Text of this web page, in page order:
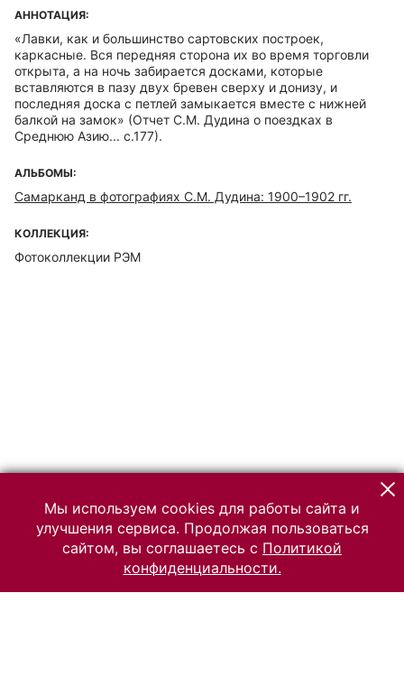
АННОТАЦИЯ:
«Лавки, как и большинство сартовских построек,
каркасные. Вся передняя сторона их во время торговли
открыта, а на ночь забирается досками, которые
вставляются в пазу двух бревен сверху и донизу, и
последняя доска с петлей замыкается вместе с нижней
балкой на замок» (Отчет С.М. Дудина о поездках в
Среднюю Азию... с.177).
АЛЬБОМЫ:
Самарканд в фотографиях С.М. Дудина: 1900–1902 гг.
КОЛЛЕКЦИЯ:
Фотоколлекции РЭМ
Мы используем cookies для работы сайта и
улучшения сервиса. Продолжая пользоваться
сайтом, вы соглашаетесь с Политикой
конфиденциальности.